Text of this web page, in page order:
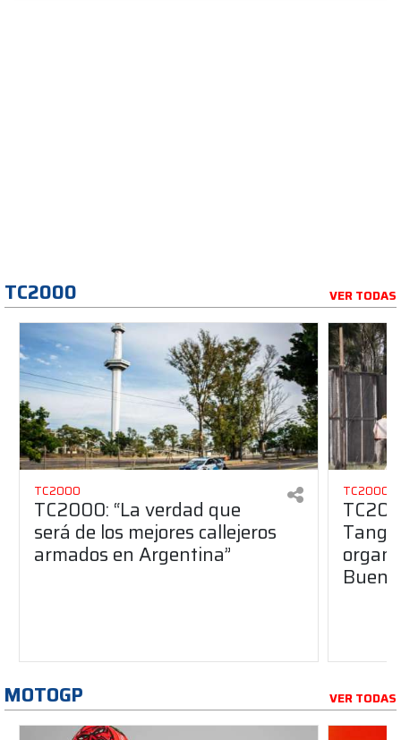
TC2000 VER TODAS
TC2000
TC2000: “La verdad que
será de los mejores callejeros
armados en Argentina”
TC2000
MOTOGP VER TODAS